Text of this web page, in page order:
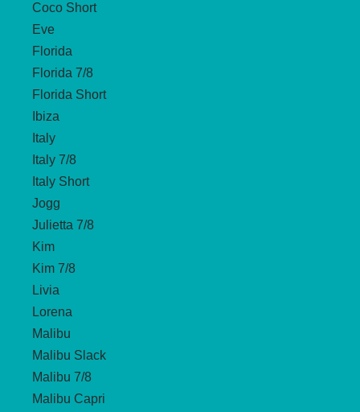
Coco Short
Eve
Florida
Florida 7/8
Florida Short
Ibiza
Italy
Italy 7/8
Italy Short
Jogg
Julietta 7/8
Kim
Kim 7/8
Livia
Lorena
Malibu
Malibu Slack
Malibu 7/8
Malibu Capri